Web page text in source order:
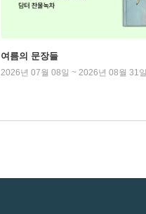
여름의 문장들
2026년 07월 08일 ~ 2026년 08월 31일